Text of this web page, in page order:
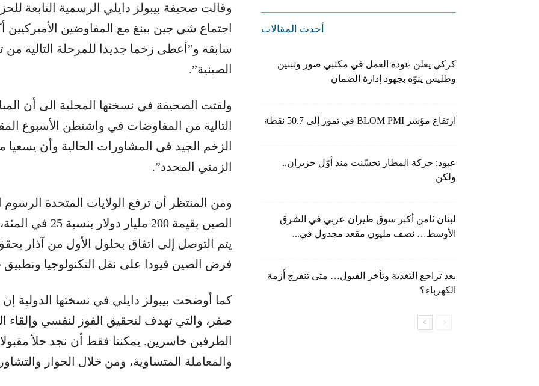
وقالت صحيفة بيبولز دايلي الرسمية التابعة
اجتماع شي جين بينغ مع المفاوضين
سابقة و”أعطى زخما جديدا للمرحلة التالية من
الصينية”.
ولفتت الصحيفة في نسختها المحلية الى أن
التالية من المفاوضات في واشنطن الأسبوع
الزخم الجيد في المشاورات الحالية وأن
الزمني المحدد”.
ومن المنتظر أن ترفع الولايات المتحدة
الصين بقيمة 200
يتم التوصل إلى اتفاق بحلول الأول من آذار
فرض الصين قيودا على نقل التكنولوجيا
كما أوضحت بيبولز دايلي في نسختها الدولية إن
صفر، والتي تهدف لتحقيق الفوز لنفسي وإلقاء
الطرفين خاسرين. يمكننا فقط أن نجد حلاً
والمعاملة المتساوية، ومن خلال الحوار
أحدث المقالات
كركي يعلن عودة العمل في مكتبي صور وتبنين
وطليس ينوّه بجهود إدارة الضمان
ارتفاع مؤشر BLOM PMI في تموز إلى 50.7 نقطة
عبود: حركة المطار تحسّنت منذ أوّل حزيران..
ولكن
لبنان ثامن أكبر سوق طيران عربي في الشرق
الأوسط… نصف مليون مقعد مجدول في...
بعد تراجع التغذية وتأخر الفيول… متى تنفرج أزمة
الكهرباء؟